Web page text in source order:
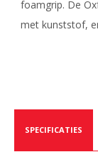
foamgrip. De
met kunststof,
SPECIFICATIES